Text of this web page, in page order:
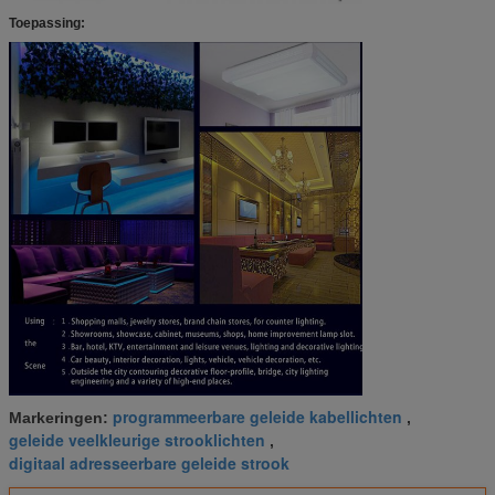
Toepassing:
Markeringen: programmeerbare geleide kabellichten ,
geleide veelkleurige strooklichten ,
digitaal adresseerbare geleide strook